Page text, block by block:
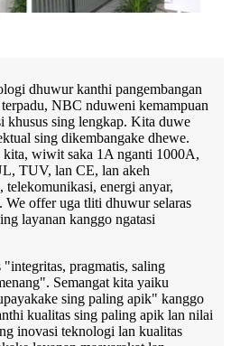
dhuwur kanthi pangembangan
NBC nduweni kemampuan
khusus sing lengkap. Kita duwe
sing dikembangake dhewe.
wiwit saka 1A nganti 1000A,
TUV, lan CE, lan akeh
energi anyar,
offer uga tliti dhuwur selaras
layanan kanggo ngatasi
pragmatis, saling
Semangat kita yaiku
sing paling apik" kanggo
kualitas sing paling apik lan nilai
inovasi teknologi lan kualitas